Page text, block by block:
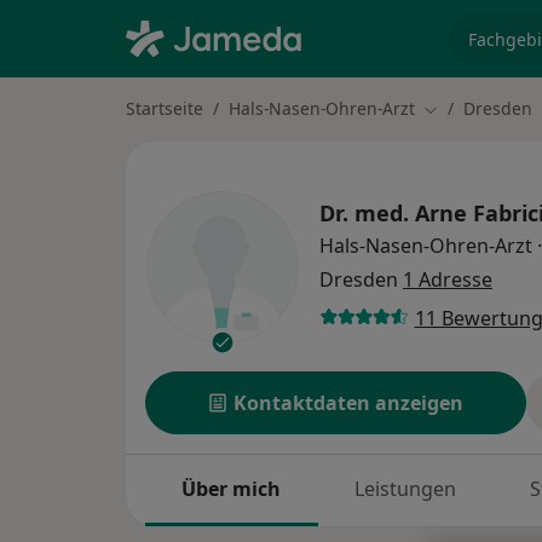
Startseite Hals-Nasen-Ohren-Arzt Stadt ändern
Dresden
Dr. med. Arne
Hals-Nasen-Ohren-Arzt ·
Dresden 1 Adresse
11
Kontaktdaten anzeigen
Über mich Leistungen